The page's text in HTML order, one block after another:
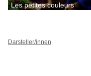
Les petites couleurs
Darsteller/innen